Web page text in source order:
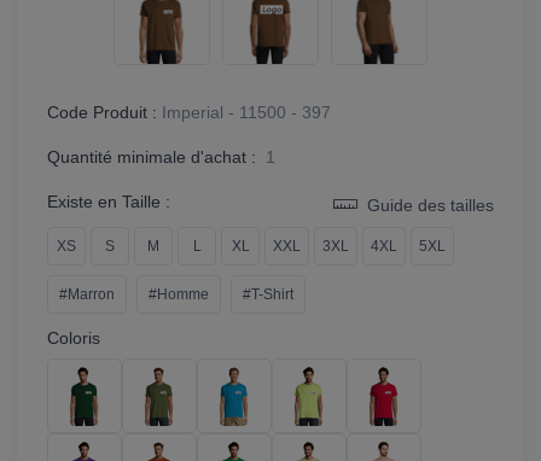
Code Produit : Imperial - 11500 - 397
Quantité minimale d'achat : 1
Existe en Taille : Guide des tailles
XS S M L XL XXL 3XL 4XL 5XL
#Marron #Homme #T-Shirt
Coloris